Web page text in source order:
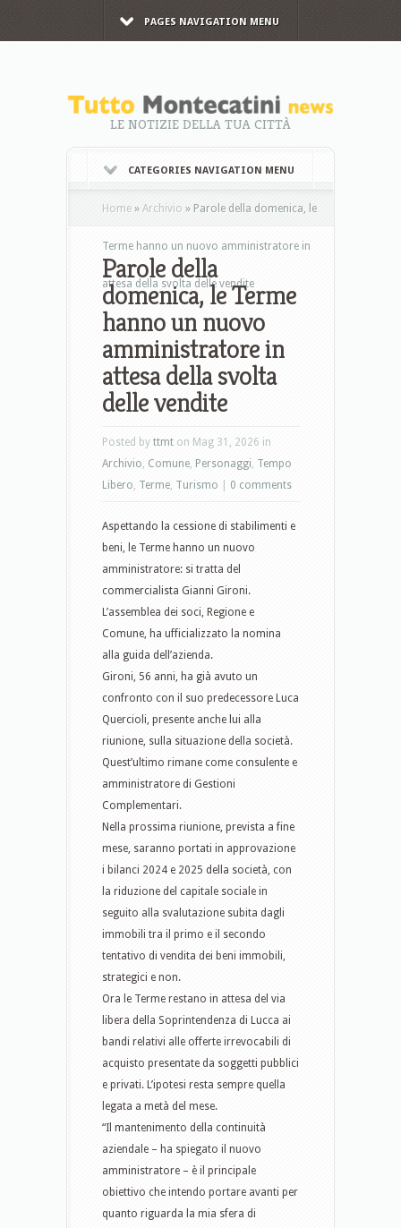
PAGES NAVIGATION MENU
LE NOTIZIE DELLA TUA CITTÀ
CATEGORIES NAVIGATION MENU
Home » Archivio » Parole della domenica, le
Terme hanno un nuovo amministratore in
attesa della svolta delle vendite
Parole della
domenica, le Terme
hanno un nuovo
amministratore in
attesa della svolta
delle vendite
Posted by ttmt on Mag 31, 2026 in
Archivio, Comune, Personaggi, Tempo
Libero, Terme, Turismo 0 comments
Aspettando la cessione di stabilimenti e
beni, le Terme hanno un nuovo
amministratore: si tratta del
commercialista Gianni Gironi.
L’assemblea dei soci, Regione e
Comune, ha ufficializzato la nomina
alla guida dell’azienda.
Gironi, 56 anni, ha già avuto un
confronto con il suo predecessore Luca
Quercioli, presente anche lui alla
riunione, sulla situazione della società.
Quest’ultimo rimane come consulente e
amministratore di Gestioni
Complementari.
Nella prossima riunione, prevista a fine
mese, saranno portati in approvazione
i bilanci 2024 e 2025 della società, con
la riduzione del capitale sociale in
seguito alla svalutazione subita dagli
immobili tra il primo e il secondo
tentativo di vendita dei beni immobili,
strategici e non.
Ora le Terme restano in attesa del via
libera della Soprintendenza di Lucca ai
bandi relativi alle offerte irrevocabili di
acquisto presentate da soggetti pubblici
e privati. L’ipotesi resta sempre quella
legata a metà del mese.
“Il mantenimento della continuità
aziendale – ha spiegato il nuovo
amministratore – è il principale
obiettivo che intendo portare avanti per
quanto riguarda la mia sfera di